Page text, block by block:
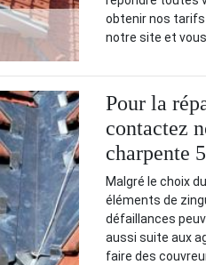
obtenir nos tarifs
notre site et
Pour la
contactez
charpente
Malgré le choix
éléments de
défaillances
aussi suite aux
faire des